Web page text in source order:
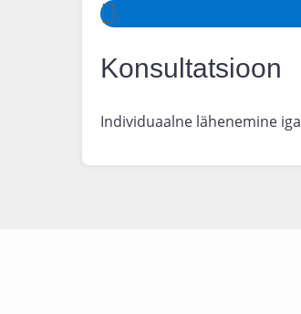
Konsultatsioon
Individuaalne lähenemine